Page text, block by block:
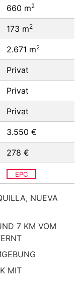
660 m2
173 m2
2.671 m2
Privat
Privat
Privat
3.550 €
278 €
EPC
NUEVA
7 KM VOM
MIT